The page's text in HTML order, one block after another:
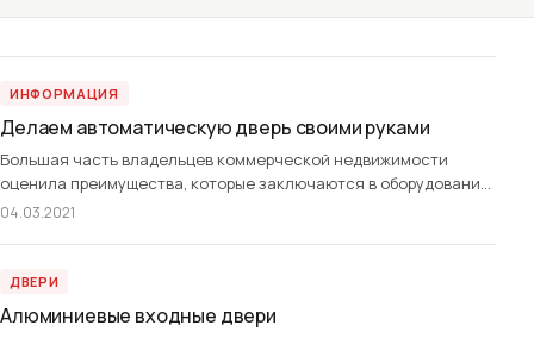
ИНФОРМАЦИЯ
Делаем автоматическую дверь своими руками
Большая часть владельцев коммерческой недвижимости
оценила преимущества, которые заключаются в оборудовании
дверей автоматическими механизмами. За счет их монтажа
установить подобный механизм на дверь. Главное в этом деле
долговечные и надежные запасные […]
04.03.2021
ДВЕРИ
Алюминиевые входные двери